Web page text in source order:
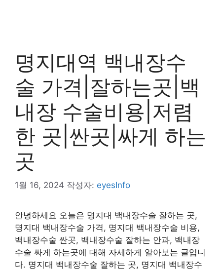
명지대역 백내장수
술 가격|잘하는곳|백
내장 수술비용|저렴
한 곳|싼곳|싸게 하는
곳
1월 16, 2024 작성자: eyesInfo
안녕하세요 오늘은 명지대 백내장수술 잘하는 곳,
명지대 백내장수술 가격, 명지대 백내장수술 비용,
백내장수술 싼곳, 백내장수술 잘하는 안과, 백내장
수술 싸게 하는곳에 대해 자세하게 알아보는 글입니
다. 명지대 백내장수술 잘하는 곳, 명지대 백내장수